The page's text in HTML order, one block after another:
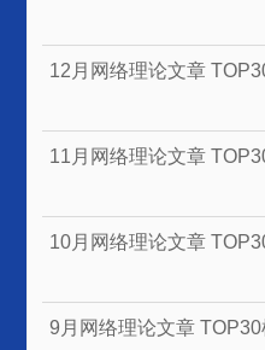
12月网络理论文章
11月网络理论文章
10月网络理论文章
9月网络理论文章 TOP30